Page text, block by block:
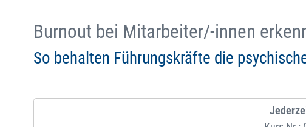
Burnout bei Mitarbeiter/-innen
So behalten Führungskräfte die